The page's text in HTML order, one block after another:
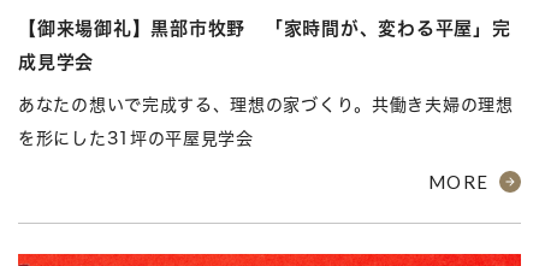
【御来場御礼】黒部市牧野 「家時間が、変わる平屋」完
成見学会
あなたの想いで完成する、理想の家づくり。共働き夫婦の理想
を形にした31坪の平屋見学会
MORE